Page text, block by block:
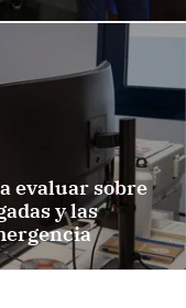
evaluar sobre
y las